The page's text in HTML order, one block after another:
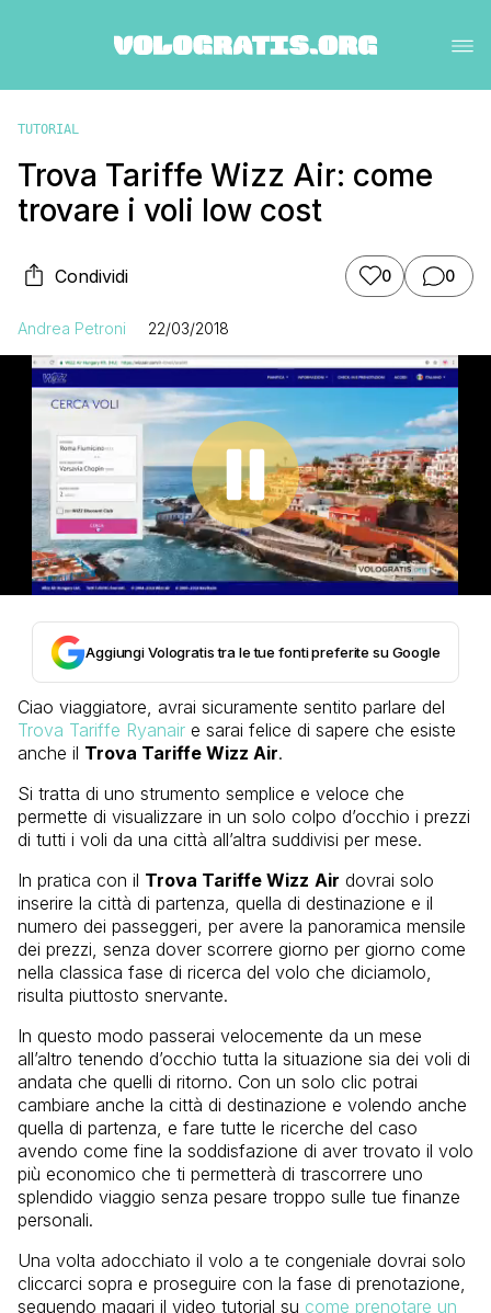
TUTORIAL
Trova Tariffe Wizz Air: come
trovare i voli low cost
Condividi 0 0
Andrea Petroni 22/03/2018
Aggiungi Vologratis tra le tue fonti preferite su Google
Ciao viaggiatore, avrai sicuramente sentito parlare del
Trova Tariffe Ryanair e sarai felice di sapere che esiste
anche il Trova Tariffe Wizz Air.
Si tratta di uno strumento semplice e veloce che
permette di visualizzare in un solo colpo d’occhio i prezzi
di tutti i voli da una città all’altra suddivisi per mese.
In pratica con il Trova Tariffe Wizz Air dovrai solo
inserire la città di partenza, quella di destinazione e il
numero dei passeggeri, per avere la panoramica mensile
dei prezzi, senza dover scorrere giorno per giorno come
nella classica fase di ricerca del volo che diciamolo,
risulta piuttosto snervante.
In questo modo passerai velocemente da un mese
all’altro tenendo d’occhio tutta la situazione sia dei voli di
andata che quelli di ritorno. Con un solo clic potrai
cambiare anche la città di destinazione e volendo anche
quella di partenza, e fare tutte le ricerche del caso
avendo come fine la soddisfazione di aver trovato il volo
più economico che ti permetterà di trascorrere uno
splendido viaggio senza pesare troppo sulle tue finanze
personali.
Una volta adocchiato il volo a te congeniale dovrai solo
cliccarci sopra e proseguire con la fase di prenotazione,
seguendo magari il video tutorial su come prenotare un